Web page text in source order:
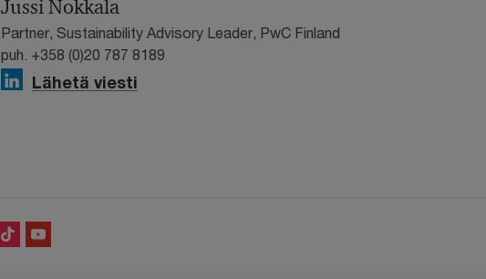
Jussi Nokkala
Partner, Sustainability Advisory Leader, PwC Finland
puh. +358 (0)20 787 8189
Lähetä viesti